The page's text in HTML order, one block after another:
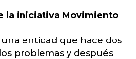
la iniciativa Movimiento
entidad que hace dos
problemas y después